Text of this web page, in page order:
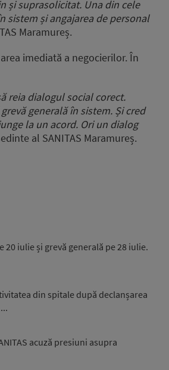
și suprasolicitat. Una din cele
sistem și angajarea de personal
Maramureș.
imediată a negocierilor. În
reia dialogul social corect.
generală în sistem. Și cred
la un acord. Ori un dialog
al SANITAS Maramureș.
iulie și grevă generală pe 28 iulie.
din spitale după declanșarea
acuză presiuni asupra